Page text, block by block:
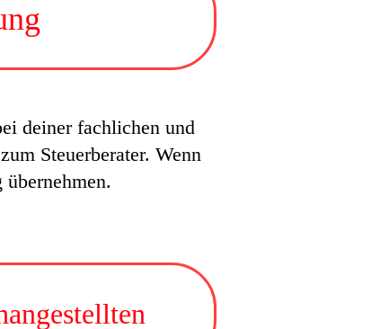
deiner fachlichen und
Steuerberater. Wenn